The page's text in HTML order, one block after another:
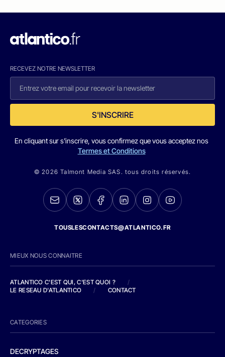
RECEVEZ NOTRE NEWSLETTER
S'INSCRIRE
En cliquant sur s'inscrire, vous confirmez que vous acceptez nos
Termes et Conditions
© 2026 Talmont Media SAS. tous droits réservés.
TOUSLESCONTACTS@ATLANTICO.FR
MIEUX NOUS CONNAITRE
ATLANTICO C'EST QUI, C'EST QUOI ?
/
LE RESEAU D'ATLANTICO
/ CONTACT
CATEGORIES
DECRYPTAGES